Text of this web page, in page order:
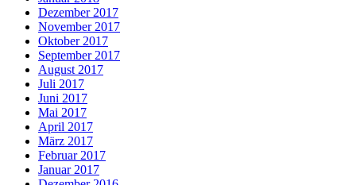
Dezember 2017
November 2017
Oktober 2017
September 2017
August 2017
Juli 2017
Juni 2017
Mai 2017
April 2017
März 2017
Februar 2017
Januar 2017